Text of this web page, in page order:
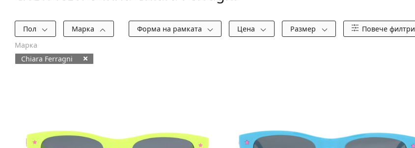
Филтри
Пол Марка Форма на рамката Цена Размер Повече филтри
Марка
Chiara Ferragni